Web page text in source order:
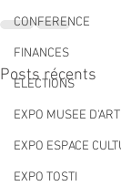
CONFERENCE
FINANCES
ELECTIONS
EXPO MUSEE
EXPO ESPACE
EXPO TOSTI
Posts récents